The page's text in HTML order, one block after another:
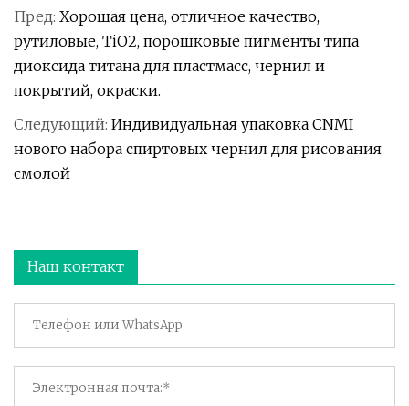
Пред: Хорошая цена, отличное качество,
рутиловые, TiO2, порошковые пигменты типа
диоксида титана для пластмасс, чернил и
покрытий, окраски.
Следующий: Индивидуальная упаковка CNMI
нового набора спиртовых чернил для рисования
смолой
Наш контакт